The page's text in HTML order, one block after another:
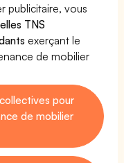
publicitaire, vous
TNS
exerçant le
de mobilier
pour
de mobilier